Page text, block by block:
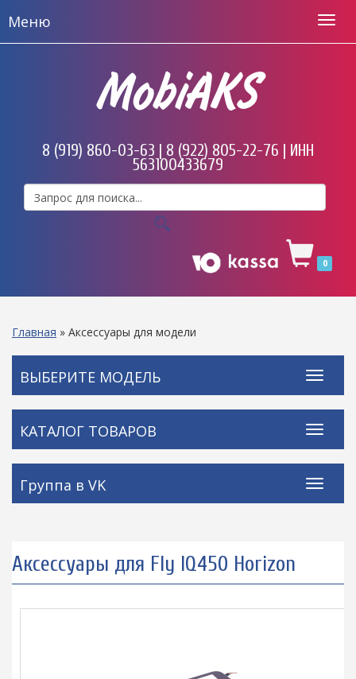
Меню
MobiAKS
8 (919) 860-03-63 | 8 (922) 805-22-76 | ИНН
563100433679
0
Главная » Аксессуары для модели
ВЫБЕРИТЕ МОДЕЛЬ
КАТАЛОГ ТОВАРОВ
Группа в VK
Аксессуары для Fly IQ450 Horizon